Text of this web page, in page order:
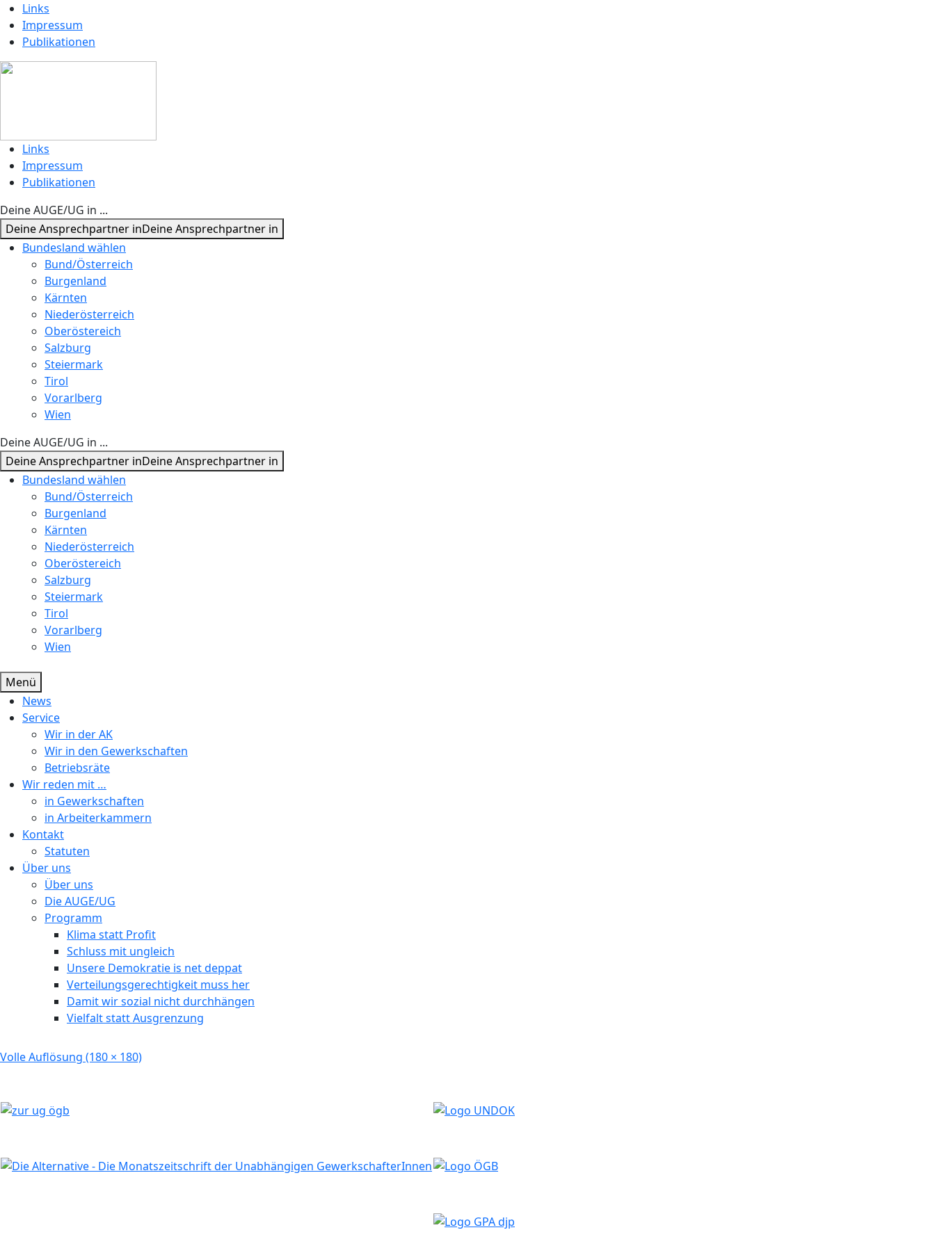
Links
Impressum
Publikationen
Links
Impressum
Publikationen
Deine AUGE/UG in ...
Deine Ansprechpartner inDeine Ansprechpartner in
Bundesland wählen
Bund/Österreich
Burgenland
Kärnten
Niederösterreich
Oberöstereich
Salzburg
Steiermark
Tirol
Vorarlberg
Wien
Deine AUGE/UG in ...
Deine Ansprechpartner inDeine Ansprechpartner in
Bundesland wählen
Bund/Österreich
Burgenland
Kärnten
Niederösterreich
Oberöstereich
Salzburg
Steiermark
Tirol
Vorarlberg
Wien
Menü
News
Service
Wir in der AK
Wir in den Gewerkschaften
Betriebsräte
Wir reden mit …
in Gewerkschaften
in Arbeiterkammern
Kontakt
Statuten
Über uns
Über uns
Die AUGE/UG
Programm
Klima statt Profit
Schluss mit ungleich
Unsere Demokratie is net deppat
Verteilungsgerechtigkeit muss her
Damit wir sozial nicht durchhängen
Vielfalt statt Ausgrenzung
Volle Auflösung (180 × 180)